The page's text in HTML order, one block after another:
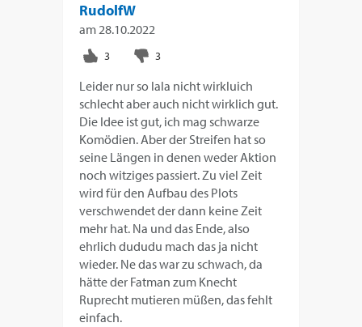
RudolfW
am28.10.2022
Leider nur so lala nicht wirkluich
schlecht aber auch nicht wirklich gut.
Die Idee ist gut, ich mag schwarze
Komödien. Aber der Streifen hat so
seine Längen in denen weder Aktion
noch witziges passiert. Zu viel Zeit
wird für den Aufbau des Plots
verschwendet der dann keine Zeit
mehr hat. Na und das Ende, also
ehrlich dududu mach das ja nicht
wieder. Ne das war zu schwach, da
hätte der Fatman zum Knecht
Ruprecht mutieren müßen, das fehlt
einfach.